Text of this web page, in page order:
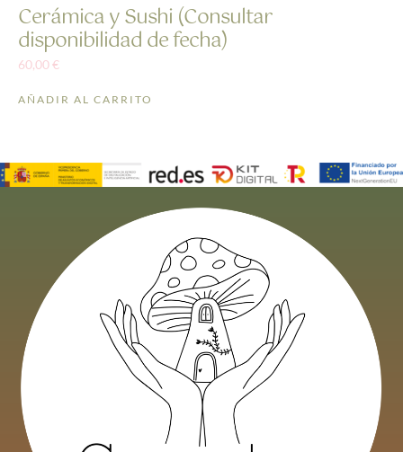
Cerámica y Sushi (Consultar
disponibilidad de fecha)
60,00€
AÑADIR AL CARRITO